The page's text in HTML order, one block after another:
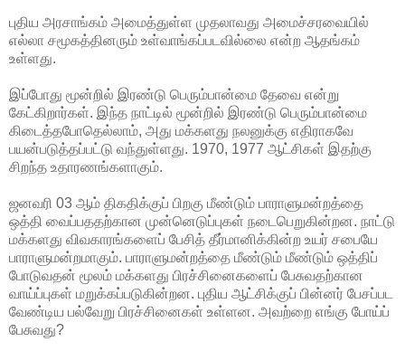
புதிய அரசாங்கம் அமைத்துள்ள முதலாவது அமைச்சரவையில்
எல்லா சமூகத்தினரும் உள்வாங்கப்படவில்லை என்ற ஆதங்கம்
உள்ளது.
இப்போது மூன்றில் இரண்டு பெரும்பான்மை தேவை என்று
கேட்கிறார்கள். இந்த நாட்டில் மூன்றில் இரண்டு பெரும்பான்மை
கிடைத்தபோதெல்லாம், அது மக்களது நலனுக்கு எதிராகவே
பயன்படுத்தப்பட்டு வந்துள்ளது. 1970, 1977 ஆட்சிகள் இதற்கு
சிறந்த உதாரணங்களாகும்.
ஜனவரி 03 ஆம் திகதிக்குப் பிறகு மீண்டும் பாராளுமன்றத்தை
ஒத்தி வைப்பததற்கான முன்னெடுப்புகள் நடைபெறுகின்றன. நாட்டு
மக்களது விவகாரங்களைப் பேசித் தீர்மானிக்கின்ற உயர் சபையே
பாராளுமன்றமாகும். பாராளுமன்றத்தை மீண்டும் மீண்டும் ஒத்திப்
போடுவதன் மூலம் மக்களது பிரச்சினைகளைப் பேசுவதற்கான
வாய்ப்புகள் மறுக்கப்படுகின்றன. புதிய ஆட்சிக்குப் பின்னர் பேசப்பட
வேண்டிய பல்வேறு பிரச்சினைகள் உள்ளன. அவற்றை எங்கு போய்ப்
பேசுவது?